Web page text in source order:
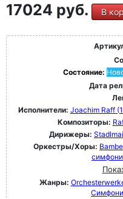
17024 руб. В
Состояние:
Дата
Исполнители: Joachim Raff
Композиторы:
Дирижеры:
Оркестры/Хоры:
Жанры: